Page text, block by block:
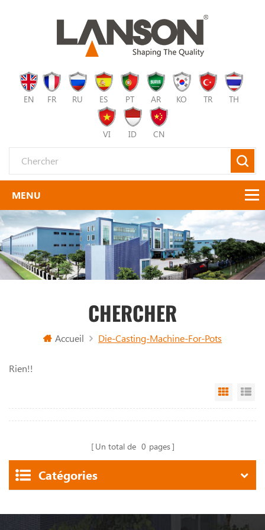
EN FR RU ES PT AR KO TR TH
VI ID CN
CHERCHER
Accueil Die-Casting-Machine-For-Pots
Rien!!
Grid
Un total de 0 pages
Catégories